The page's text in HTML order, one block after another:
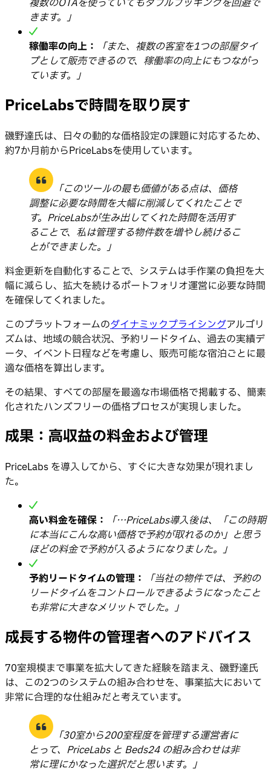
きます。」
稼働率の向上：
「また、複数の客室を1つの部屋タイ
プとして販売できるので、稼働率の向上にもつながっ
ています。」
PriceLabsで時間を取り戻す
磯野達氏は、日々の動的な価格設定の課題に対応するため、
約7か月前からPriceLabsを使用しています。
「このツールの最も価値がある点は、価格
調整に必要な時間を大幅に削減してくれたことで
す。PriceLabsが生み出してくれた時間を活用す
ることで、私は管理する物件数を増やし続けるこ
とができました。」
料金更新を自動化することで、システムは手作業の負担を大
幅に減らし、拡大を続けるポートフォリオ運営に必要な時間
を確保してくれました。
このプラットフォームのダイナミックプライシングアルゴリ
ズムは、地域の競合状況、予約リードタイム、過去の実績デ
ータ、イベント日程などを考慮し、販売可能な宿泊ごとに最
適な価格を算出します。
その結果、すべての部屋を最適な市場価格で掲載する、簡素
化されたハンズフリーの価格プロセスが実現しました。
成果：高収益の料金および管理
PriceLabs を導入してから、すぐに大きな効果が現れまし
た。
高い料金を確保：
「…PriceLabs導入後は、「この時期
に本当にこんな高い価格で予約が取れるのか」と思う
ほどの料金で予約が入るようになりました。」
予約リードタイムの管理：
「当社の物件では、予約の
リードタイムをコントロールできるようになったこと
も非常に大きなメリットでした。」
成長する物件の管理者へのアドバイス
70室規模まで事業を拡大してきた経験を踏まえ、磯野達氏
は、この2つのシステムの組み合わせを、事業拡大において
非常に合理的な仕組みだと考えています。
「30室から200室程度を管理する運営者に
とって、PriceLabs と Beds24 の組み合わせは非
常に理にかなった選択だと思います。」